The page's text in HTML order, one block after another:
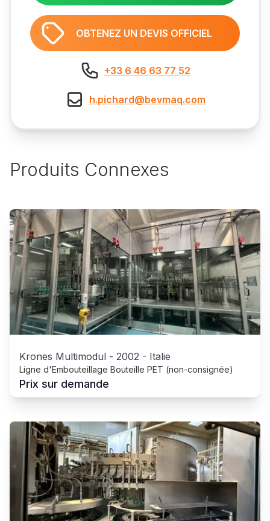
OBTENEZ UN DEVIS OFFICIEL
+33 6 46 63 77 52
h.pichard@bevmaq.com
Produits Connexes
Krones Multimodul - 2002 - Italie
Ligne d'Embouteillage Bouteille PET (non-consignée)
Prix sur demande